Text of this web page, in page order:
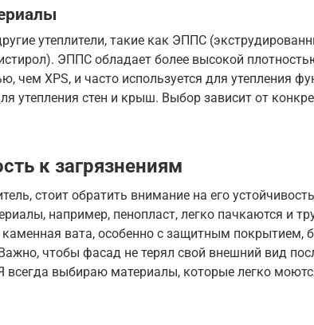
утеплители, такие как ЭППС
ЭППС обладает более высокой
чем XPS, и часто используется для утепления
утепления стен и крыш. Выбор зависит от
к загрязнениям
стоит обратить внимание на его
например, пенопласт, легко пачкаются и
вата, особенно с защитным покрытием,
чтобы фасад не терял свой внешний вид
всегда выбираю материалы, которые легко